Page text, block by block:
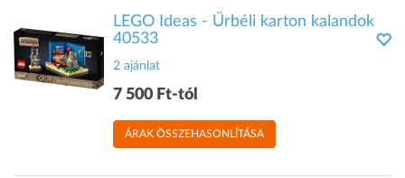
LEGO Ideas - Űrbéli karton kalandok
40533
2 ajánlat
7 500 Ft-tól
ÁRAK ÖSSZEHASONLÍTÁSA